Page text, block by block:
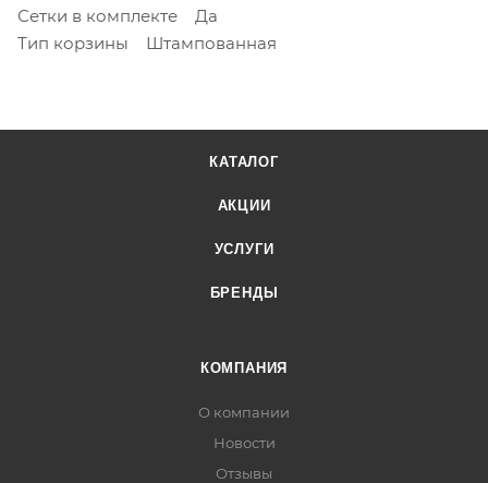
Сетки в комплекте Да
Тип корзины Штампованная
КАТАЛОГ
АКЦИИ
УСЛУГИ
БРЕНДЫ
КОМПАНИЯ
О компании
Новости
Отзывы